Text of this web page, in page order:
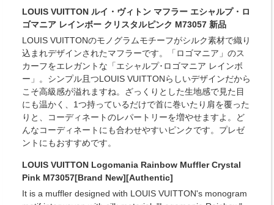
LOUIS VUITTON ルイ・ヴィトン マフラー エシャルプ・ロ
ゴマニア レインボー クリスタルピンク M73057 新品
LOUIS VUITTONのモノグラムモチーフがシルク素材で織り
込まれデザインされたマフラーです。「ロゴマニア」のス
カーフをエレガントな「エシャルプ･ロゴマニア レインボ
ー」。シンプル且つLOUIS VUITTONらしいデザインだから
こそ高級感が溢れますね。ざっくりとした生地感で見た目
にも温かく、1つ持っているだけで首に巻いたり肩を覆った
りと、コーディネートのレパートリーを増やせますよ。ど
んなコーディネートにも合わせやすいピンクです。プレゼ
ントにもおすすめです。
LOUIS VUITTON Logomania Rainbow Muffler Crystal
Pink M73057[Brand New][Authentic]
It is a muffler designed with LOUIS VUITTON's monogram